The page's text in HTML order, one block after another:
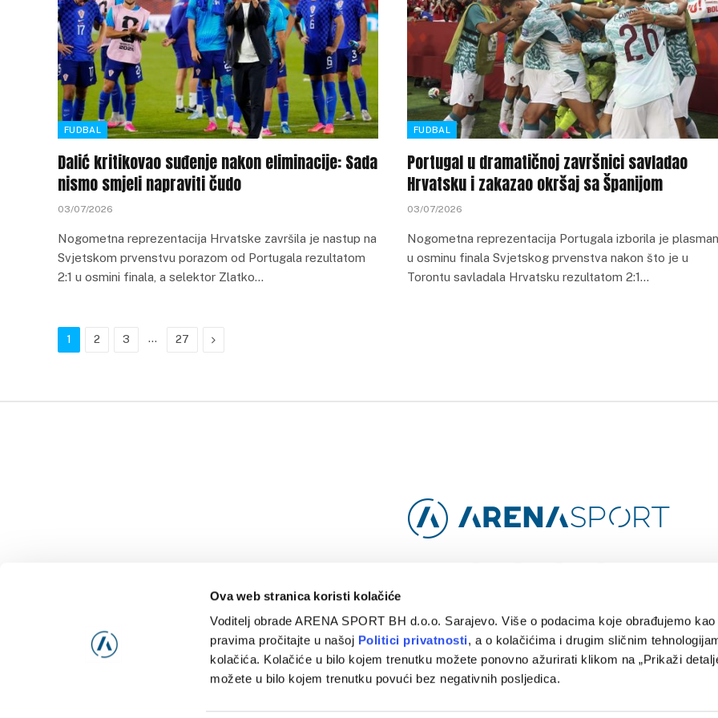
Ova web stranica koristi kolačiće
Voditelj obrade ARENA SPORT BH d.o.o. Sarajevo. Više o podacima koje obrađujemo
pravima pročitajte u našoj Politici privatnosti, a o kolačićima i drugim sličnim
kolačića. Kolačiće u bilo kojem trenutku možete ponovno ažurirati klikom na „Prikaži
možete u bilo kojem trenutku povući bez negativnih posljedica.
FUDBAL
Dalić kritikovao suđenje nakon eliminacije: Sada
nismo smjeli napraviti čudo
03/07/2026
Nogometna reprezentacija Hrvatske završila je nastup na
Svjetskom prvenstvu porazom od Portugala rezultatom
2:1 u osmini finala, a selektor Zlatko…
FUDBAL
Portugal u dramatičnoj završnici savladao
Hrvatsku i zakazao okršaj sa Španijom
03/07/2026
Nogometna reprezentacija Portugala izborila je plasman
u osminu finala Svjetskog prvenstva nakon što je u
Torontu savladala Hrvatsku rezultatom 2:1…
1 2 3 … 27 Next
NAJNOVIJE POLITIKA PRIVATNOSTI
© 2024 Arena Sport. Designed by